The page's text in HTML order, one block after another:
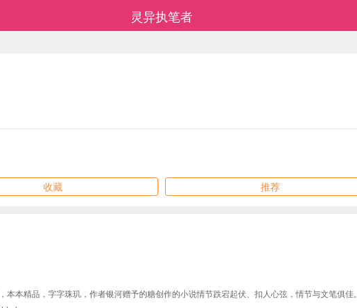
灵异执笔者
收藏 推荐
本本精品，字字珠玑，作者银河赠予的糖创作的小说情节跌宕起伏、扣人心弦，情节与文笔俱佳。